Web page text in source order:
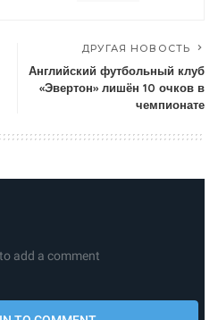
ДРУГАЯ НОВОСТЬ
Английский футбольный клуб
«Эвертон» лишён 10 очков в
чемпионате